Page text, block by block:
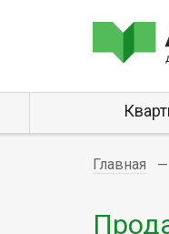
Главная